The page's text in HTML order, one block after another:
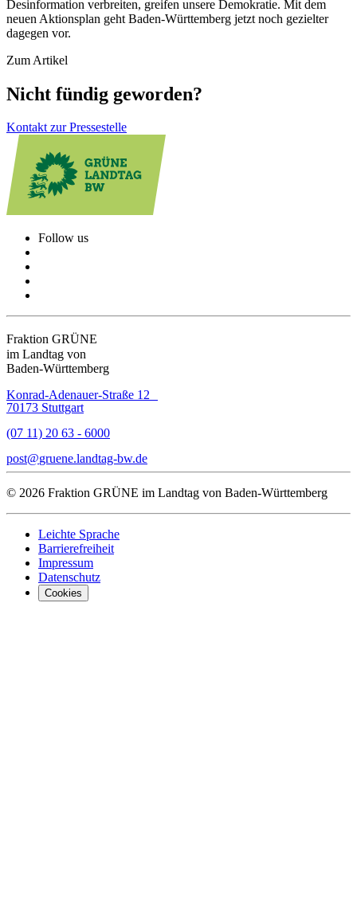
Desinformation verbreiten, greifen unsere Demokratie. Mit dem
neuen Aktionsplan geht Baden-Württemberg jetzt noch gezielter
dagegen vor.
Zum Artikel
Nicht fündig geworden?
Kontakt zur Pressestelle
Follow us
Fraktion GRÜNE
im Landtag von
Baden-Württemberg
Konrad-Adenauer-Straße 12
70173 Stuttgart
(07 11) 20 63 - 6000
post
gruene.landtag-bw de
© 2026 Fraktion GRÜNE im Landtag von Baden-Württemberg
Leichte Sprache
Barrierefreiheit
Impressum
Datenschutz
Cookies